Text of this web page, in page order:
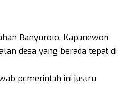
Banyuroto, Kapanewon
desa yang berada tepat di
pemerintah ini justru